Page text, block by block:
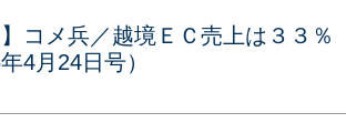
コメ兵／越境ＥＣ売上は３３％
4月24日号）